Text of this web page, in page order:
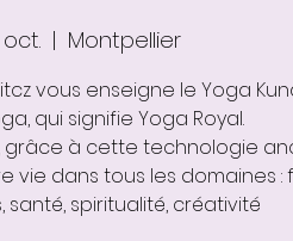
  |
Montpellier
vous enseigne le Yoga
qui signifie Yoga Royal.
grâce à cette technologie
vie dans tous les domaines :
santé, spiritualité, créativité